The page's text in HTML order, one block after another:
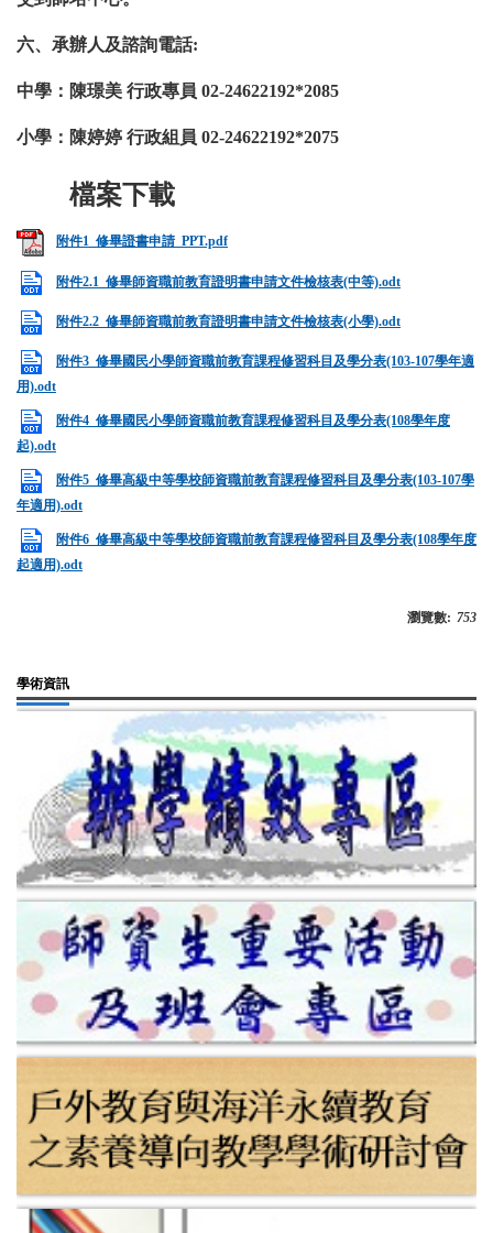
六、承辦人及諮詢電話:
中學：陳璟美 行政專員 02-24622192*2085
小學：陳婷婷 行政組員 02-24622192*2075
附件1_修畢證書申請_PPT.pdf
附件2.1_修畢師資職前教育證明書申請文件檢核表(中等).odt
附件2.2_修畢師資職前教育證明書申請文件檢核表(小學).odt
附件3_修畢國民小學師資職前教育課程修習科目及學分表(103-107學年適
用).odt
附件4_修畢國民小學師資職前教育課程修習科目及學分表(108學年度
起).odt
附件5_修畢高級中等學校師資職前教育課程修習科目及學分表(103-107學
年適用).odt
附件6_修畢高級中等學校師資職前教育課程修習科目及學分表(108學年度
起適用).odt
瀏覽數: 753
學術資訊